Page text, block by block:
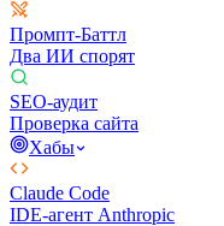
Промпт-Баттл
Два ИИ спорят
SEO-аудит
Проверка сайта
Хабы
Claude Code
IDE-агент Anthropic